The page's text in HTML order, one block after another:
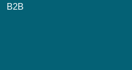
B2B